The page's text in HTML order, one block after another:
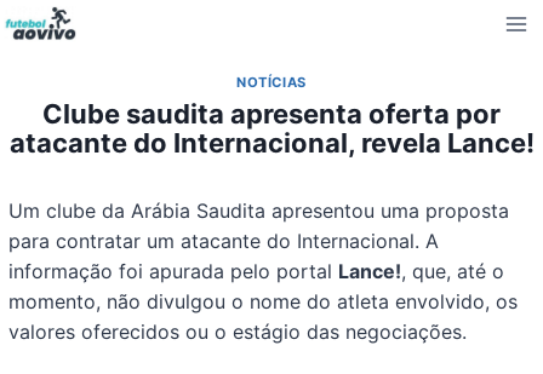
Pular
para
Conteúdo
NOTÍCIAS
Clube saudita apresenta oferta por
atacante do Internacional, revela Lance!
Um clube da Arábia Saudita apresentou uma proposta
para contratar um atacante do Internacional. A
informação foi apurada pelo portal Lance!, que, até o
momento, não divulgou o nome do atleta envolvido, os
valores oferecidos ou o estágio das negociações.